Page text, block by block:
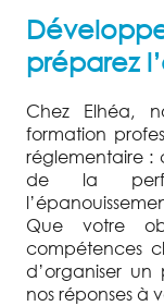
préparez
Chez Elhéa,
formation
réglementaire :
de la
Que votre
compétences
d’organiser
nos réponses à